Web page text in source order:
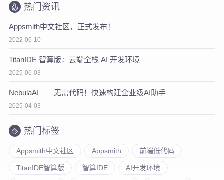
热门资讯
Appsmith中文社区，正式发布！
2022-06-10
TitanIDE 智算版：云端全栈 AI 开发环境
2025-06-03
NebulaAI——无需代码！快速构建企业级AI助手
2025-04-03
热门标签
Appsmith中文社区 Appsmith 前端低代码
TitanIDE智算版 智算IDE AI开发环境